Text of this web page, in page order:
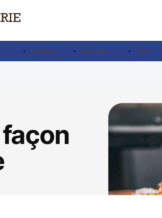
Juridique Savoir-faire Santé